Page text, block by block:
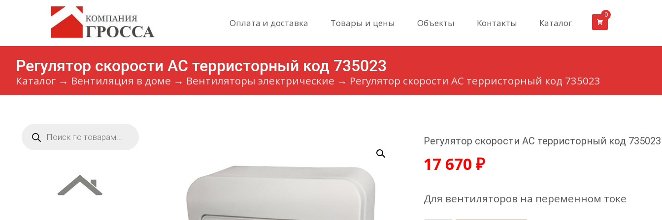
content
Оплата и доставка Товары и цены Объекты Контакты Каталог
0
Регулятор скорости AC терристорный код 735023
Каталог → Вентиляция в доме → Вентиляторы электрические → Регулятор скорости AC терристорный код 735023
Регулятор скорости AC терристорный код 735023
17 670 ₽
Для вентиляторов на переменном токе
товаров